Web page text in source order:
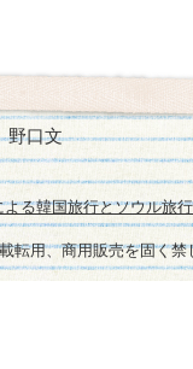
野口文
る韓国旅行とソウル旅
転用、商用販売を固く禁